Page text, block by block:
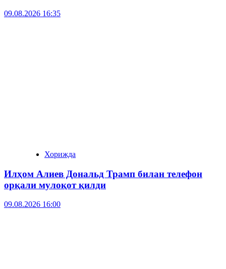
09.08.2026 16:35
Хорижда
Илҳом Алиев Дональд Трамп билан телефон
орқали мулоқот қилди
09.08.2026 16:00